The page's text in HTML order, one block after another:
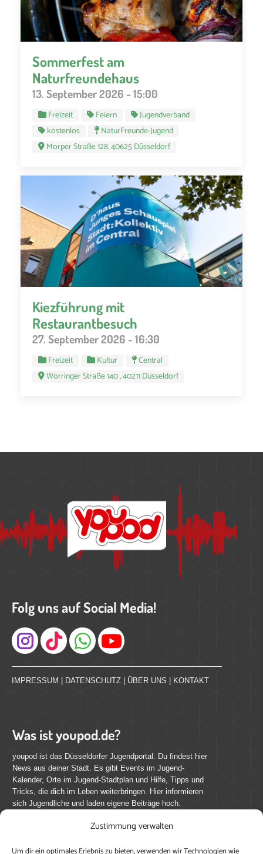
Zustimmung verwalten
Um dir ein optimales Erlebnis zu bieten, verwenden wir Technologien wie
Sommerfest am
Naturfreundehaus
13. September 2026 - 15:00
Freizeit Feiern
Jugendverband
kostenlos
NaturFreunde-Jugend
Morper Straße 128, 40625 Düsseldorf
Kiezführung mit
Restaurantbesuch
27. September 2026 - 16:30
Freizeit Kultur
Central
Worringer Straße 140 , 40211 Düsseldorf
Folg uns auf Social Media!
Instagram
IMPRESSUM DATENSCHUTZ ÜBER UNS KONTAKT
Was ist youpod.de?
youpod ist das Düsseldorfer Jugendportal. Du findest hier
News aus deiner Stadt. Es gibt Events im Jugend-
Kalender, Orte im Jugend-Stadtplan und Hilfe, Tipps und
Tricks, die dich im Leben weiterbringen. Hier informieren
sich Jugendliche und laden eigene Beiträge hoch.
Mach mit bei youpod.de!